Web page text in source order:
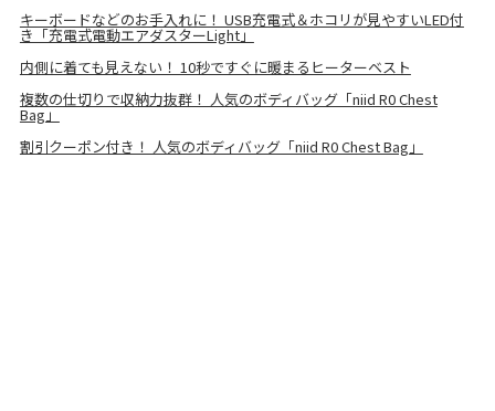
キーボードなどのお手入れに！ USB充電式＆ホコリが見やすいLED付
き「充電式電動エアダスターLight」
内側に着ても見えない！ 10秒ですぐに暖まるヒーターベスト
複数の仕切りで収納力抜群！ 人気のボディバッグ「niid R0 Chest
Bag」
割引クーポン付き！ 人気のボディバッグ「niid R0 Chest Bag」